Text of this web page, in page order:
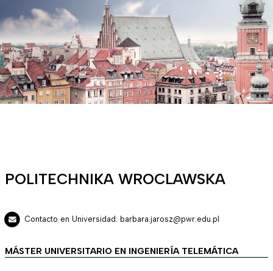
POLITECHNIKA WROCLAWSKA
Contacto en Universidad: barbara.jarosz@pwr.edu.pl
MÁSTER UNIVERSITARIO EN INGENIERÍA TELEMÁTICA